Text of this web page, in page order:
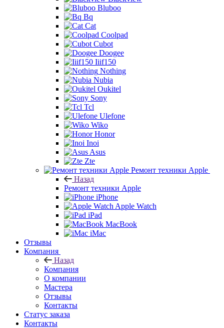
Bluboo
Bq
Cat
Coolpad
Cubot
Doogee
Iiif150
Nothing
Nubia
Oukitel
Sony
Tcl
Ulefone
Wiko
Honor
Inoi
Asus
Zte
Ремонт техники Apple
Назад
Ремонт техники Apple
iPhone
Apple Watch
iPad
MacBook
iMac
Отзывы
Компания
Назад
Компания
О компании
Мастера
Отзывы
Контакты
Статус заказа
Контакты